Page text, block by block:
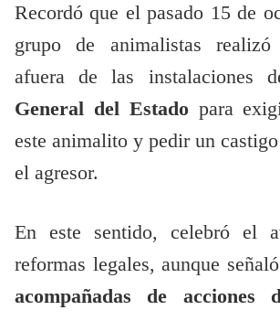
Recordó que el pasado 15 de
grupo de animalistas realizó
afuera de las instalaciones
General del Estadopara
este animalito y pedir un
el agresor.
En este sentido, celebró el
reformas legales, aunque
acompañadas de acciones